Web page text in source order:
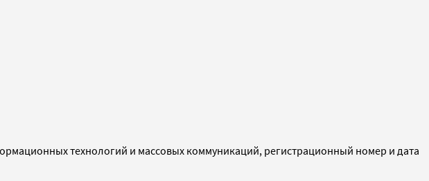
технологий и массовых коммуникаций, регистрационный номер и дата